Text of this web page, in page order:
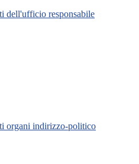
dell'ufficio responsabile
organi indirizzo-politico